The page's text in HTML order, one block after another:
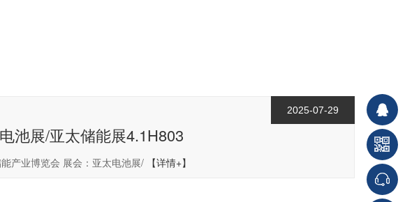
2025-07-29
池展/亚太储能展4.1H803
产业博览会 展会：亚太电池展/ 【详情+】